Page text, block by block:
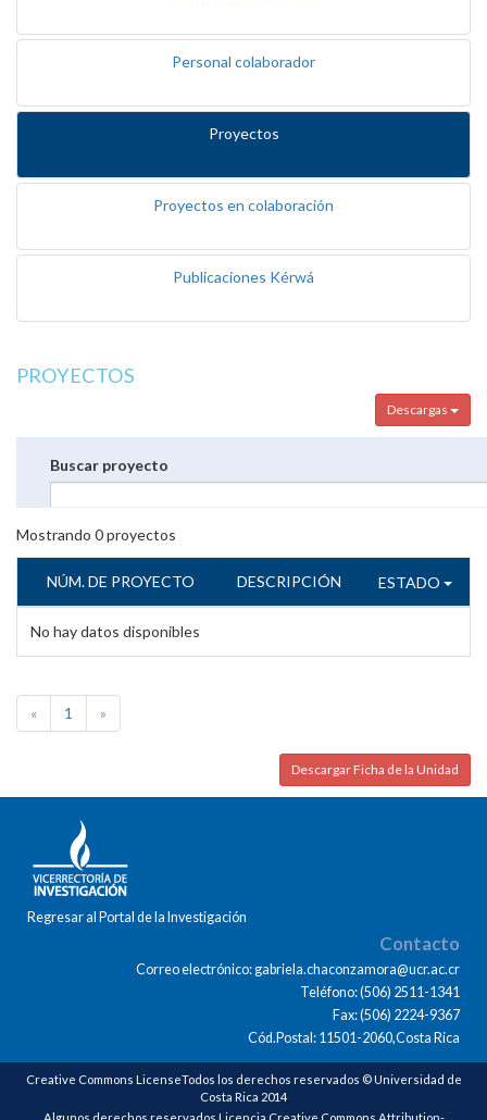
Personal colaborador
Proyectos
Proyectos en colaboración
Publicaciones Kérwá
PROYECTOS
Descargas
Buscar proyecto
Mostrando 0proyectos
NÚM. DE PROYECTO DESCRIPCIÓN ESTADO
No hay datos disponibles
« 1 »
Descargar Ficha de la Unidad
Regresar al Portal de la Investigación
Contacto
Correo electrónico: gabriela.chaconzamora@ucr.ac.cr
Teléfono: (506) 2511-1341
Fax: (506) 2224-9367
Cód.Postal: 11501-2060,Costa Rica
Creative Commons LicenseTodos los derechos reservados © Universidad de
Costa Rica 2014